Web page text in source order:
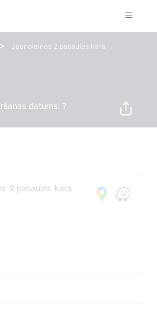
>
Jaunolaines 2.pasaules kara
datums: ?
2.pasaules kara